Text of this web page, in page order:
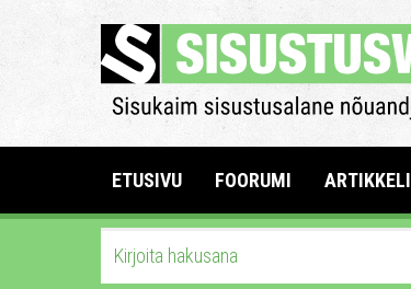
ETUSIVU FOORUMI ARTIKKELI